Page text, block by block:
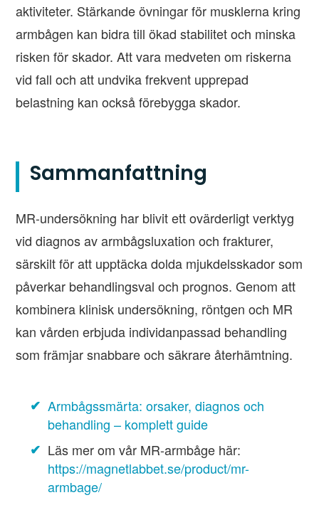
aktiviteter. Stärkande övningar för musklerna kring
armbågen kan bidra till ökad stabilitet och minska
risken för skador. Att vara medveten om riskerna
vid fall och att undvika frekvent upprepad
belastning kan också förebygga skador.
Sammanfattning
MR-undersökning har blivit ett ovärderligt verktyg
vid diagnos av armbågsluxation och frakturer,
särskilt för att upptäcka dolda mjukdelsskador som
påverkar behandlingsval och prognos. Genom att
kombinera klinisk undersökning, röntgen och MR
kan vården erbjuda individanpassad behandling
som främjar snabbare och säkrare återhämtning.
Armbågssmärta: orsaker, diagnos och
behandling – komplett guide
Läs mer om vår MR-armbåge här:
https://magnetlabbet.se/product/mr-
armbage/